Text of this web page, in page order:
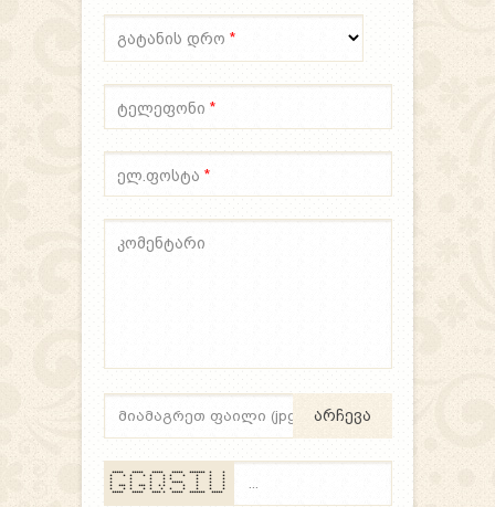
გატანის დრო *
ტელეფონი *
ელ.ფოსტა *
კომენტარი
არჩევა
***** ***** ***** ***** ******* * *
* * * * * * * * * * *
* * * * * * * *
* * * * ***** * * *
* *** * *** * * * * * * *
* * * * * * * * * * *
***** ***** **** * ***** ******* *****